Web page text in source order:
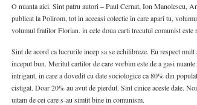
O nuanta aici. Sint patru autori – Paul Cernat, Ion Manolescu,
publicat la Polirom, tot in aceeasi colectie in care apari tu,
volumul fratilor Florian. in cele doua carti trecutul comunist
Sint de acord ca lucrurile incep sa se echilibreze. Eu respect
inceput bun. Meritul cartilor de care vorbim este de a gasi
intrigant, in care a dovedit cu date sociologice ca 80% din
cistigat. Doar 20% au avut de pierdut. Sint cinice aceste date.
uitam de cei care s-au simtit bine in comunism.